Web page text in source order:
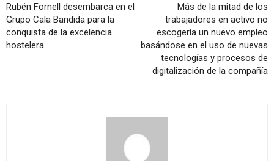
Rubén Fornell desembarca en el
Grupo Cala Bandida para la
conquista de la excelencia
hostelera
Más de la mitad de los
trabajadores en activo no
escogería un nuevo empleo
basándose en el uso de nuevas
tecnologías y procesos de
digitalización de la compañía